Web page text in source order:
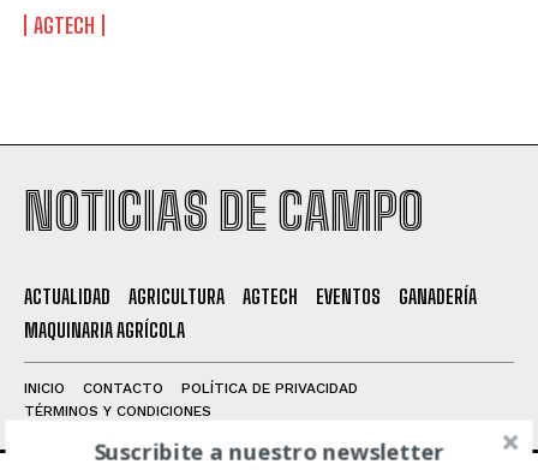
Leí y acepto laPolítica de Privacidad.
AGTECH
NOTICIAS DE CAMPO
ACTUALIDAD AGRICULTURA AGTECH EVENTOS
GANADERÍA
MAQUINARIA AGRÍCOLA
INICIO CONTACTO
POLÍTICA DE PRIVACIDAD
TÉRMINOS Y CONDICIONES
Suscribite a nuestro newsletter